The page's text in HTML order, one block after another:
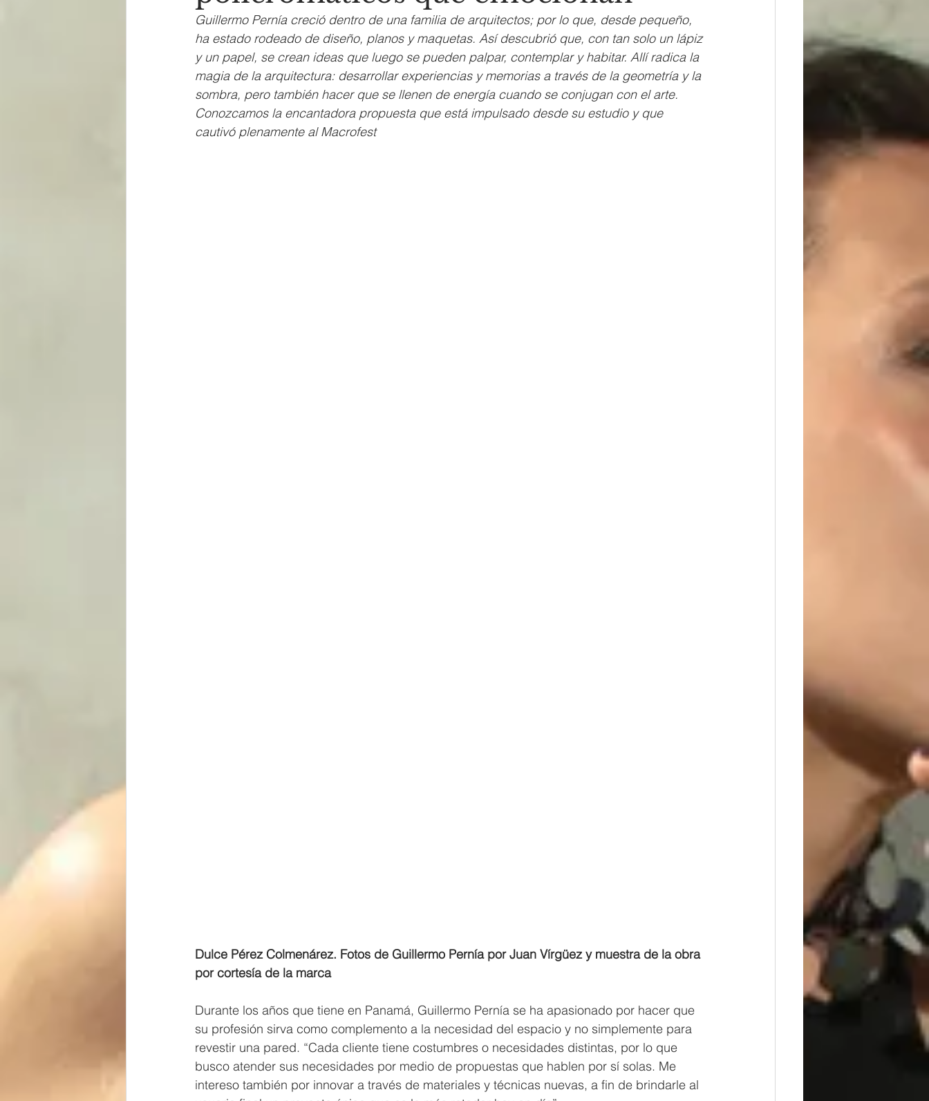
Guillermo Pernía creció dentro de una familia de arquitectos; por lo que, desde pequeño,
ha estado rodeado de diseño, planos y maquetas. Así descubrió que, con tan solo un lápiz
y un papel, se crean ideas que luego se pueden palpar, contemplar y habitar. Allí radica la
magia de la arquitectura: desarrollar experiencias y memorias a través de la geometría y la
sombra, pero también hacer que se llenen de energía cuando se conjugan con el arte.
Conozcamos la encantadora propuesta que está impulsado desde su estudio y que
cautivó plenamente al Macrofest
Dulce Pérez Colmenárez. Fotos de Guillermo Pernía por Juan Vírgüez y muestra de la obra
por cortesía de la marca
Durante los años que tiene en Panamá, Guillermo Pernía se ha apasionado por hacer que
su profesión sirva como complemento a la necesidad del espacio y no simplemente para
revestir una pared. “Cada cliente tiene costumbres o necesidades distintas, por lo que
busco atender sus necesidades por medio de propuestas que hablen por sí solas. Me
intereso también por innovar a través de materiales y técnicas nuevas, a fin de brindarle al